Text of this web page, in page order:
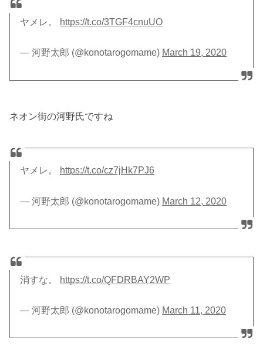
ヤメレ。 https://t.co/3TGF4cnuUO
— 河野太郎 (@konotarogomame) March 19, 2020
ネオン街の河野氏ですね
ヤメレ。 https://t.co/cz7jHk7PJ6
— 河野太郎 (@konotarogomame) March 12, 2020
消すな。 https://t.co/QFDRBAY2WP
— 河野太郎 (@konotarogomame) March 11, 2020